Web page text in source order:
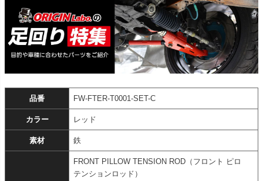
品番 FW-FTER-T0001-SET-C
カラー レッド
素材 鉄
FRONT PILLOW TENSION ROD（フロント ピロ
テンションロッド）